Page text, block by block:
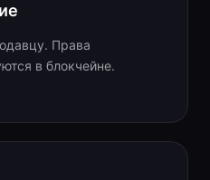
Права
в блокчейне.